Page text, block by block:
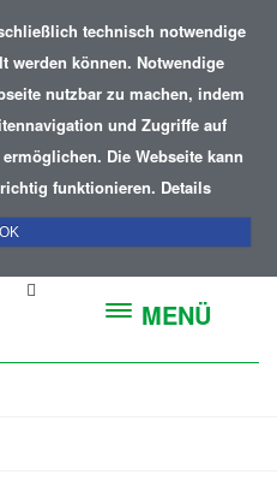
technisch notwendige
werden können. Notwendige
nutzbar zu machen, indem
und Zugriffe auf
Die Webseite kann
funktionieren. Details
OK
MENÜ